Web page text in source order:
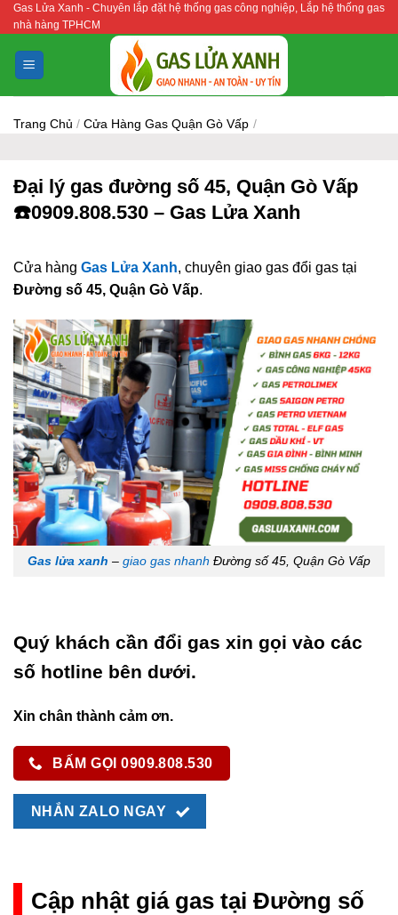
Bỏ
qua
nội
dung
Gas Lửa Xanh - Chuyên lắp đặt hệ thống gas công nghiệp, Lắp hệ thống gas
nhà hàng TPHCM
Trang Chủ / Cửa Hàng Gas Quận Gò Vấp /
Đại lý gas đường số 45, Quận Gò Vấp
☎️0909.808.530 – Gas Lửa Xanh
Cửa hàng Gas Lửa Xanh, chuyên giao gas đổi gas tại
Đường số 45, Quận Gò Vấp.
Gas lửa xanh – giao gas nhanh Đường số 45, Quận Gò Vấp
Quý khách cần đổi gas xin gọi vào các
số hotline bên dưới.
Xin chân thành cảm ơn.
BẤM GỌI 0909.808.530
NHẮN ZALO NGAY
Cập nhật giá gas tại Đường số